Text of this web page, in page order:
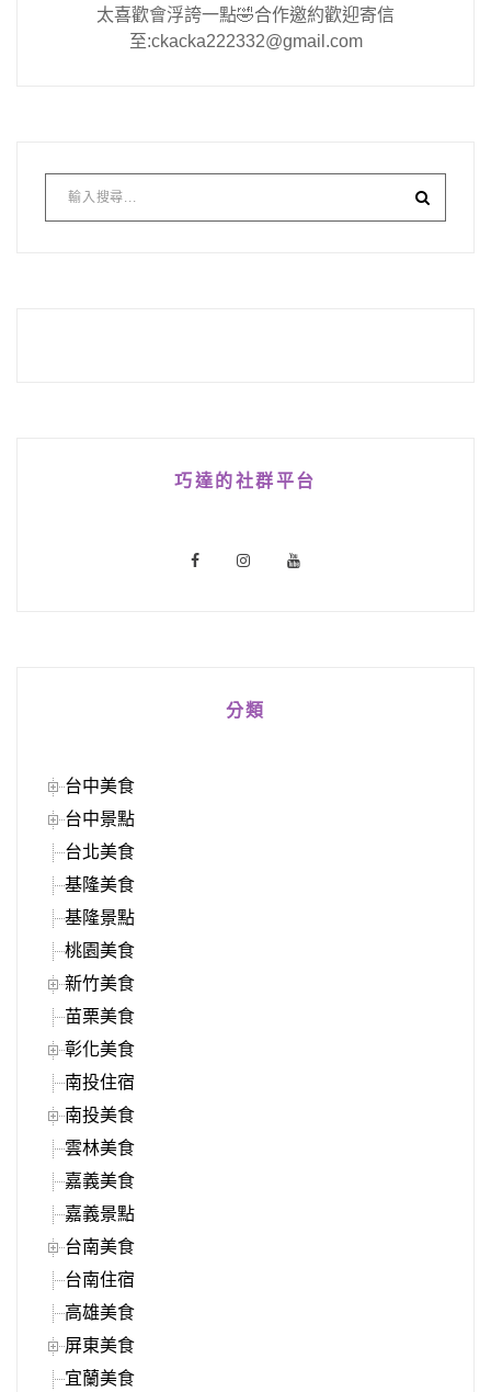
太喜歡會浮誇一點🤣合作邀約歡迎寄信
至:ckacka222332@gmail.com
巧達的社群平台
分類
台中美食
台中景點
台北美食
基隆美食
基隆景點
桃園美食
新竹美食
苗栗美食
彰化美食
南投住宿
南投美食
雲林美食
嘉義美食
嘉義景點
台南美食
台南住宿
高雄美食
屏東美食
宜蘭美食